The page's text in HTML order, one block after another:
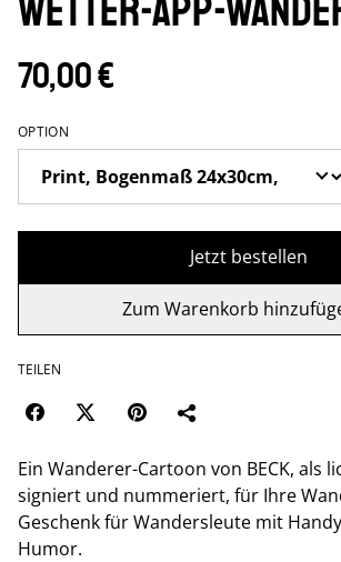
Wetter-App-
70,00 €
OPTION
Jetzt bestellen
Zum Warenkorb
TEILEN
Ein Wanderer-Cartoon von BECK, als
signiert und nummeriert, für Ihre
Geschenk für Wandersleute mit
Humor.